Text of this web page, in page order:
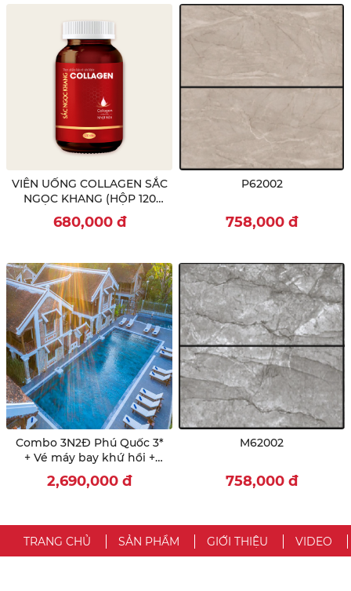
VIÊN UỐNG COLLAGEN SẮC
NGỌC KHANG (HỘP 120
680,000 đ
P62002
758,000 đ
Combo 3N2Đ Phú Quốc 3*
+ Vé máy bay khứ hồi +
Đón, tiễn sân bay + Ăn
sáng, trưa/ tối
2,690,000 đ
M62002
758,000 đ
TRANG CHỦ SẢN PHẨM GIỚI THIỆU VIDEO